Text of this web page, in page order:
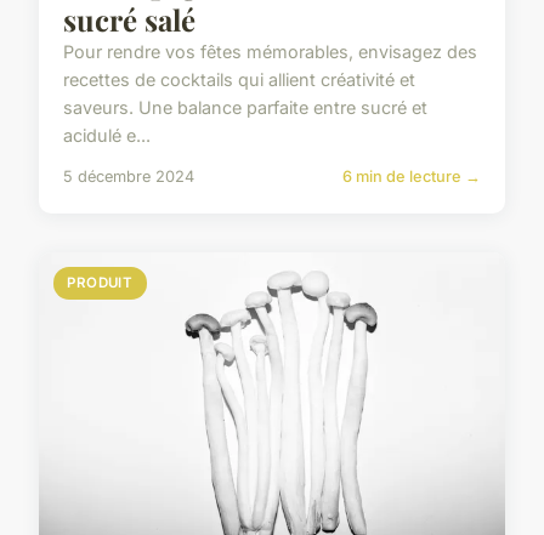
sucré salé
Pour rendre vos fêtes mémorables, envisagez des
recettes de cocktails qui allient créativité et
saveurs. Une balance parfaite entre sucré et
acidulé e...
5 décembre 2024 6 min de lecture →
PRODUIT